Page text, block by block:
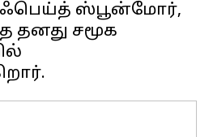
ஸ்பூன்மோர்,
தனது சமூக